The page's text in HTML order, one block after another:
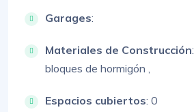
Garages:
Materiales de Construcción:
bloques de hormigón ,
Espacios cubiertos: 0